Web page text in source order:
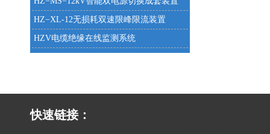
HZ−XL-12无损耗双速限峰限流装置
HZV电缆绝缘在线监测系统
快速链接：